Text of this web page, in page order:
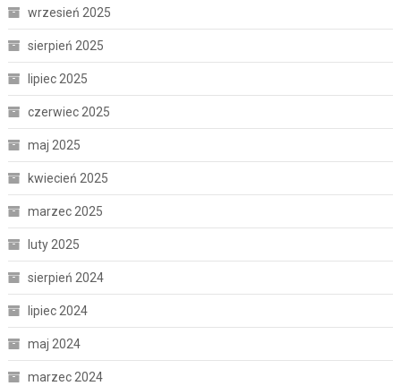
wrzesień 2025
sierpień 2025
lipiec 2025
czerwiec 2025
maj 2025
kwiecień 2025
marzec 2025
luty 2025
sierpień 2024
lipiec 2024
maj 2024
marzec 2024